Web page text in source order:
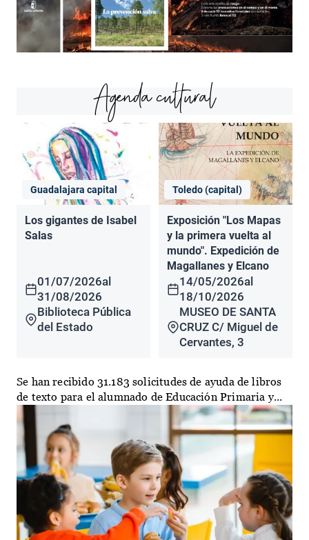
Agenda cultural
Guadalajara capital
Los gigantes de Isabel
Salas
01/07/2026al
31/08/2026
Biblioteca Pública
del Estado
Toledo (capital)
Exposición "Los Mapas
y la primera vuelta al
mundo". Expedición de
Magallanes y Elcano
14/05/2026al
18/10/2026
MUSEO DE SANTA
CRUZ C/ Miguel de
Cervantes, 3
Se han recibido 31.183 solicitudes de ayuda de libros
de texto para el alumnado de Educación Primaria y...